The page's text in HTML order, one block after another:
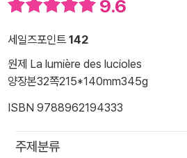
9.6
세일즈포인트 142
원제 La lumière des lucioles
양장본32쪽215*140mm345g
ISBN 9788962194333
주제분류